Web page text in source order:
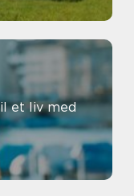
et liv med